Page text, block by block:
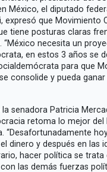
México, el diputado
expresó que Movimiento
tiene posturas claras
“México necesita un
en estos 3 años se
para que
consolide y pueda ganar
la senadora Patricia
retoma lo mejor del
“Desafortunadamente
dinero y después en las
hacer política se trata
las demás fuerzas